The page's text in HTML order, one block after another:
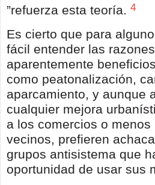
”refuerza esta teoría. 4
Es cierto que para
fácil entender las
aparentemente
como peatonalización,
aparcamiento, y aunque
cualquier mejora
a los comercios o
vecinos, prefieren
grupos antisistema que
oportunidad de usar sus